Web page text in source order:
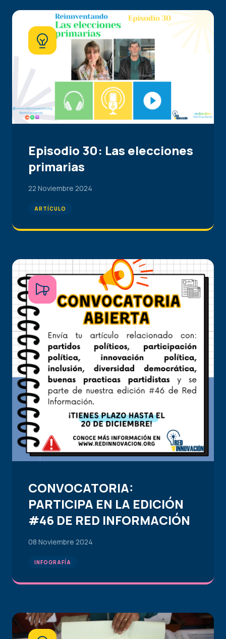
Episodio 30: Las elecciones
primarias
22 Noviembre 2024
ARTÍCULO
CONVOCATORIA:
PARTICIPA EN LA EDICIÓN
#46 DE RED INFORMACIÓN
08 Noviembre 2024
INFOGRAFÍA